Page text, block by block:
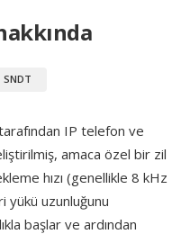
SNDT
IP telefon ve
amaca özel bir zil
hızı (genellikle 8 kHz
uzunluğunu
başlar ve ardından